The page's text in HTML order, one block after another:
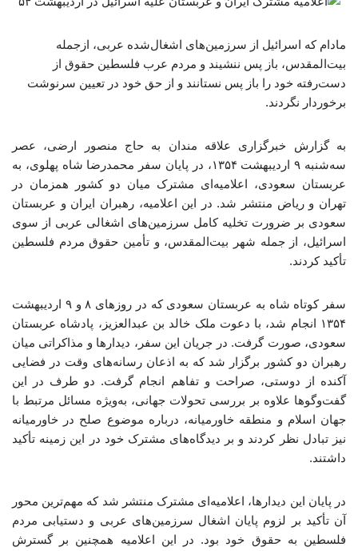
مادام که اسرائیل از سرزمین‌های اشغال‌شده عربی، ازجمله
بیت‌المقدس، باز پس ننشیند و مردم عرب فلسطین حقوق از
دست‌رفته خود را باز پس نستانند و از حق خود در تعیین سرنوشت
برخوردار نگردند.
به گزارش خبرگزاری علاقه مندان به حاج منصور ارضی، عصر
سه‌شنبه ۹ اردیبهشت ۱۳۵۴، در پایان سفر محمدرضا شاه پهلوی، به
عربستان سعودی، اعلامیه‌ای مشترک میان دو کشور همزمان در
تهران و ریاض منتشر شد. در این اعلامیه، رهبران ایران و عربستان
سعودی بر ضرورت تخلیه کامل سرزمین‌های اشغالی عربی از سوی
اسرائیل، از جمله شهر بیت‌المقدس، و تأمین حقوق مردم فلسطین
تأکید کردند.
سفر کوتاه شاه به عربستان سعودی که در روزهای ۸ و ۹ اردیبهشت
۱۳۵۴ انجام شد، با دعوت ملک خالد بن عبدالعزیز، پادشاه عربستان
سعودی، صورت گرفت. در جریان این سفر، دیدارها و مذاکراتی میان
رهبران دو کشور برگزار شد که به اذعان رسانه‌های وقت در فضایی
آکنده از دوستی، صراحت و تفاهم انجام گرفت. دو طرف در این
گفت‌وگوها علاوه بر بررسی تحولات جهانی، به‌ویژه مسائل مرتبط با
جهان اسلام و منطقه خاورمیانه، درباره موضوع صلح در خاورمیانه
نیز تبادل نظر کردند و بر دیدگاه‌های مشترک خود در این زمینه تأکید
داشتند.
در پایان این دیدارها، اعلامیه‌ای مشترک منتشر شد که مهم‌ترین محور
آن تأکید بر لزوم پایان اشغال سرزمین‌های عربی و دستیابی مردم
فلسطین به حقوق خود بود. در این اعلامیه همچنین بر گسترش